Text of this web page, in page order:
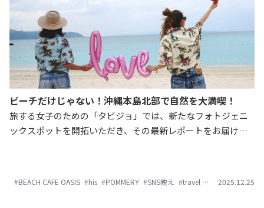
ビーチだけじゃない！沖縄本島北部で自然を大満喫！
旅する女子のための「タビジョ」では、新たなフォトジェニ
ックスポットを開拓いただき、その最新レポートをお届けす
ターにはオクマ プライベートビーチ＆リゾートに滞在頂き、
#BEACH CAFE OASIS #his #POMMERY #SNS映え #travel #やんばるの森
2025.12.25